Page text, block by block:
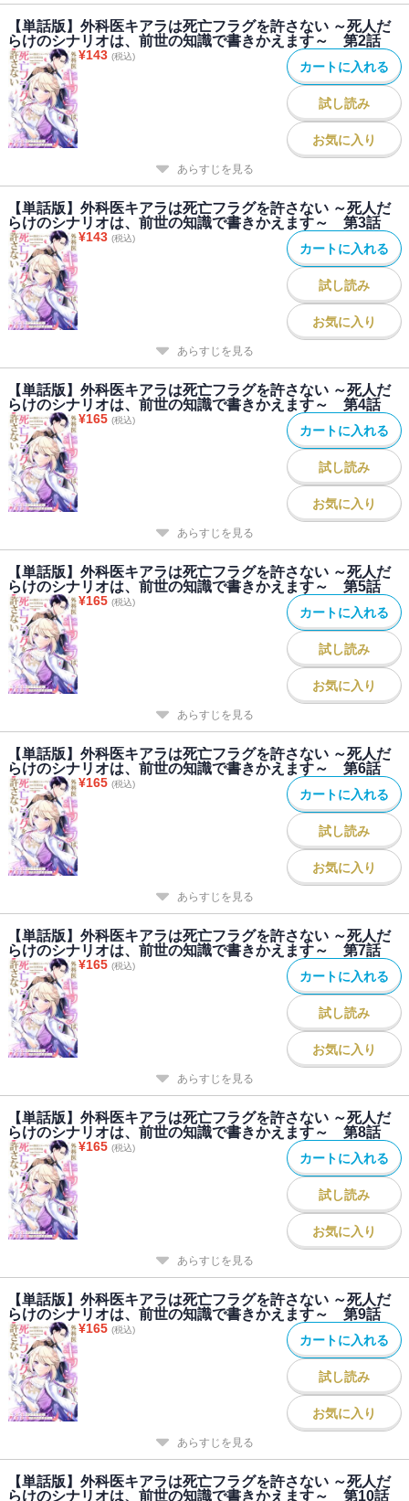
【単話版】外科医キアラは死亡フラグを許さない ～死人だ
らけのシナリオは、前世の知識で書きかえます～ 第2話
¥143 (税込)
カートに入れる
試し読み
お気に入り
あらすじを見る
【単話版】外科医キアラは死亡フラグを許さない ～死人だ
らけのシナリオは、前世の知識で書きかえます～ 第3話
¥143 (税込)
カートに入れる
試し読み
お気に入り
あらすじを見る
【単話版】外科医キアラは死亡フラグを許さない ～死人だ
らけのシナリオは、前世の知識で書きかえます～ 第4話
¥165 (税込)
カートに入れる
試し読み
お気に入り
あらすじを見る
【単話版】外科医キアラは死亡フラグを許さない ～死人だ
らけのシナリオは、前世の知識で書きかえます～ 第5話
¥165 (税込)
カートに入れる
試し読み
お気に入り
あらすじを見る
【単話版】外科医キアラは死亡フラグを許さない ～死人だ
らけのシナリオは、前世の知識で書きかえます～ 第6話
¥165 (税込)
カートに入れる
試し読み
お気に入り
あらすじを見る
【単話版】外科医キアラは死亡フラグを許さない ～死人だ
らけのシナリオは、前世の知識で書きかえます～ 第7話
¥165 (税込)
カートに入れる
試し読み
お気に入り
あらすじを見る
【単話版】外科医キアラは死亡フラグを許さない ～死人だ
らけのシナリオは、前世の知識で書きかえます～ 第8話
¥165 (税込)
カートに入れる
試し読み
お気に入り
あらすじを見る
【単話版】外科医キアラは死亡フラグを許さない ～死人だ
らけのシナリオは、前世の知識で書きかえます～ 第9話
¥165 (税込)
カートに入れる
試し読み
お気に入り
あらすじを見る
【単話版】外科医キアラは死亡フラグを許さない ～死人だ
らけのシナリオは、前世の知識で書きかえます～ 第10話